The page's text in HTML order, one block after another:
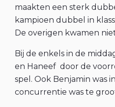
maakten een sterk
kampioen dubbel in
De overigen kwamen
Bij de enkels in de
en Haneef door de
spel. Ook Benjamin was
concurrentie was te